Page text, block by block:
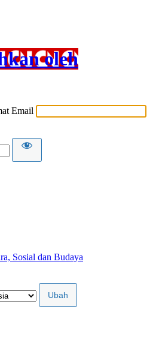
oleh
Email
Sosial dan Budaya